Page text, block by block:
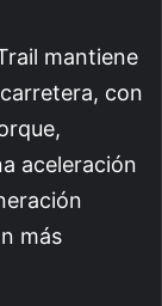
mantiene
con
aceleración
más